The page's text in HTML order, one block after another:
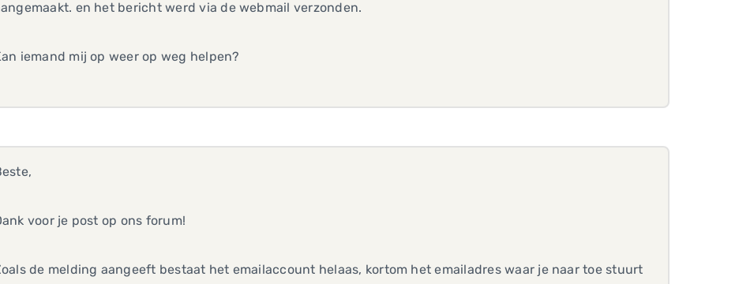
en het bericht werd via de webmail verzonden.
iemand mij op weer op weg helpen?
voor je post op ons forum!
de melding aangeeft bestaat het emailaccount helaas, kortom het emailadres waar je naar toe stuurt